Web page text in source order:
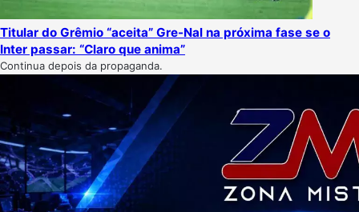
Titular do Grêmio “aceita” Gre-Nal na próxima fase se o
Inter passar: “Claro que anima”
Continua depois da propaganda.